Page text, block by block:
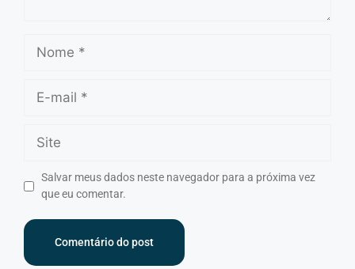
Salvar meus dados neste navegador para a próxima vez
que eu comentar.